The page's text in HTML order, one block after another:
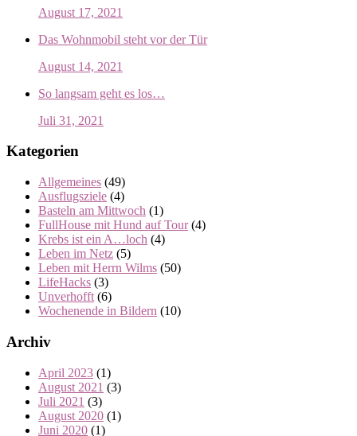
August 17, 2021
Das Wohnmobil steht vor der Tür
August 14, 2021
So langsam geht es los…
Juli 31, 2021
Kategorien
Allgemeines (49)
Ausflugsziele (4)
Basteln am Mittwoch (1)
FullHouse mit Hund auf Tour(4)
Krebs ist ein A…loch (4)
Leben im Netz (5)
Leben mit Herrn Wilms (50)
LifeHacks (3)
Unverhofft (6)
Wochenende in Bildern (10)
Archiv
April 2023 (1)
August 2021 (3)
Juli 2021 (3)
August 2020 (1)
Juni 2020 (1)